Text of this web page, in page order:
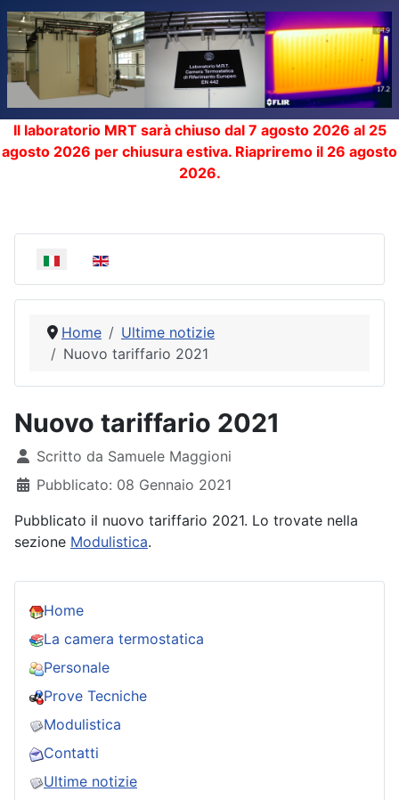
Il laboratorio MRT sarà chiuso dal 7 agosto 2026 al 25
agosto 2026 per chiusura estiva. Riapriremo il 26 agosto
2026.
Seleziona la tua lingua
Home
Ultime notizie
Nuovo tariffario 2021
Home
La camera termostatica
Personale
Prove Tecniche
Modulistica
Contatti
Ultime notizie
Nuovo tariffario 2021
Dettagli
Scritto da Samuele Maggioni
Pubblicato: 08 Gennaio 2021
Pubblicato il nuovo tariffario 2021. Lo trovate nella
sezione Modulistica.